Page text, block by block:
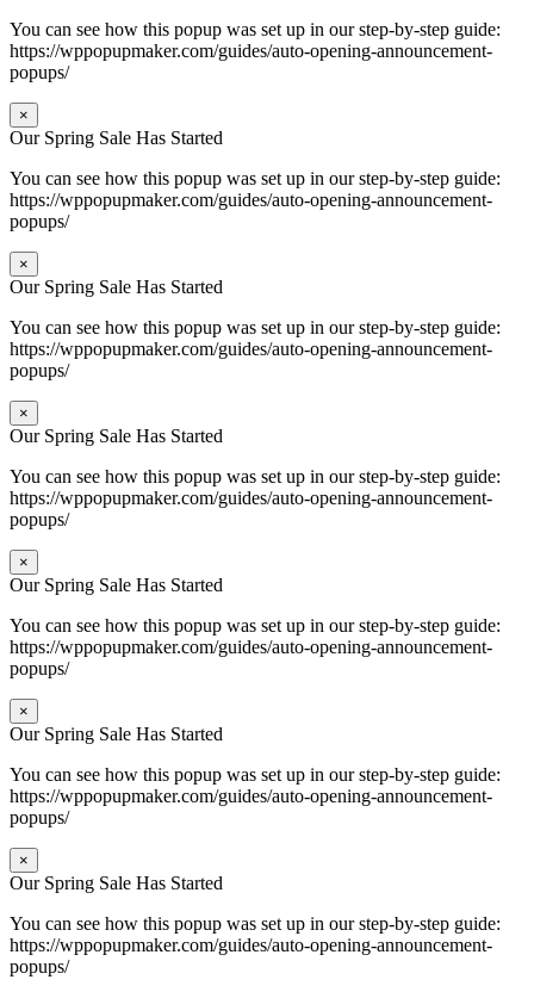
You can see how this popup was set up in our step-by-step guide:
https://wppopupmaker.com/guides/auto-opening-announcement-
popups/
×
Our Spring Sale Has Started
You can see how this popup was set up in our step-by-step guide:
https://wppopupmaker.com/guides/auto-opening-announcement-
popups/
×
Our Spring Sale Has Started
You can see how this popup was set up in our step-by-step guide:
https://wppopupmaker.com/guides/auto-opening-announcement-
popups/
×
Our Spring Sale Has Started
You can see how this popup was set up in our step-by-step guide:
https://wppopupmaker.com/guides/auto-opening-announcement-
popups/
×
Our Spring Sale Has Started
You can see how this popup was set up in our step-by-step guide:
https://wppopupmaker.com/guides/auto-opening-announcement-
popups/
×
Our Spring Sale Has Started
You can see how this popup was set up in our step-by-step guide:
https://wppopupmaker.com/guides/auto-opening-announcement-
popups/
×
Our Spring Sale Has Started
You can see how this popup was set up in our step-by-step guide:
https://wppopupmaker.com/guides/auto-opening-announcement-
popups/